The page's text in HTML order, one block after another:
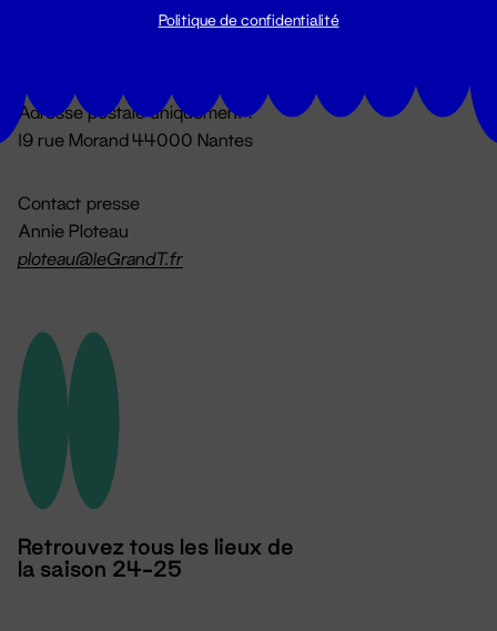
Du lundi au vendredi 14h → 18h
Adresse postale uniquement :
19 rue Morand 44000 Nantes
Contact presse
Annie Ploteau
ploteau@leGrandT.fr
Retrouvez tous les lieux de
la saison 24-25
Politique de confidentialité